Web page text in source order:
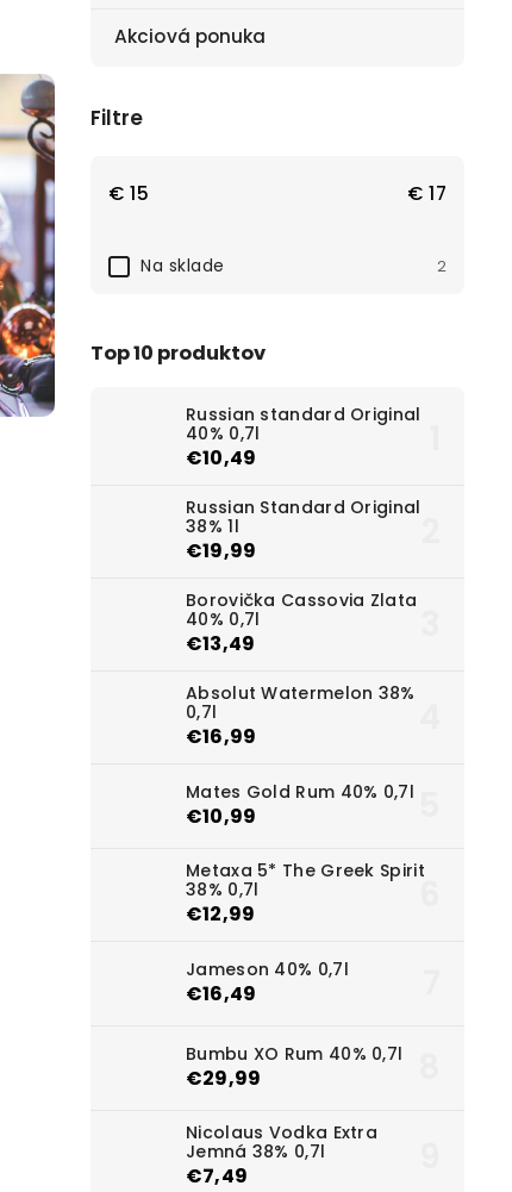
Akciová ponuka
Filtre
€ 15 € 17
Na sklade 2
Top 10 produktov
Russian standard Original
40% 0,7l
€10,49
Russian Standard Original
38% 1l
€19,99
Borovička Cassovia Zlata
40% 0,7l
€13,49
Absolut Watermelon 38%
0,7l
€16,99
Mates Gold Rum 40% 0,7l
€10,99
Metaxa 5* The Greek Spirit
38% 0,7l
€12,99
Jameson 40% 0,7l
€16,49
Bumbu XO Rum 40% 0,7l
€29,99
Nicolaus Vodka Extra
Jemná 38% 0,7l
€7,49